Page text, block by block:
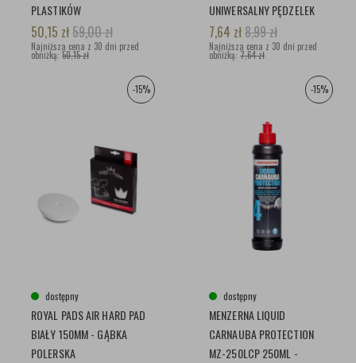
PLASTIKÓW
WEWNĘTRZNYCH I GUMY
50,15 zł59,00zł
Najniższa cena z 30 dni przed
obniżką: 50,15 zł
UNIWERSALNY PĘDZELEK
DETAILINGOWY O ŚREDNIEJ
TWARDOŚCI
7,64 zł8,99zł
Najniższa cena z 30 dni przed
obniżką: 7,64 zł
-15%
dostępny
ROYAL PADS AIR HARD PAD
BIAŁY 150MM - GĄBKA
POLERSKA
-15%
dostępny
MENZERNA LIQUID
CARNAUBA PROTECTION
MZ-250LCP 250ML -